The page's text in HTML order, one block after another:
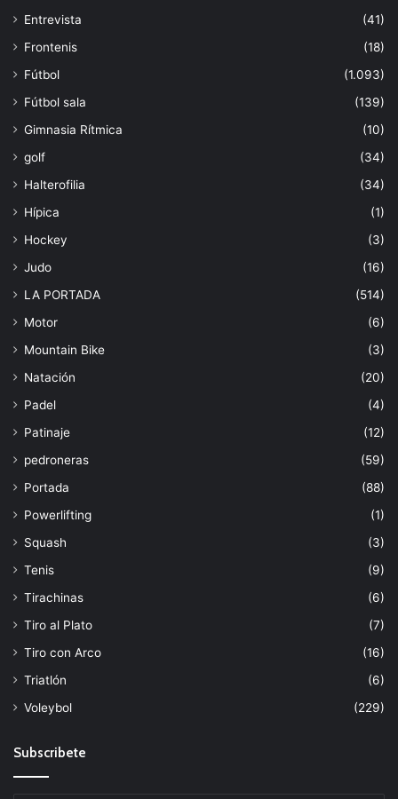
Entrevista
(41)
Frontenis
(18)
Fútbol
(1.093)
Fútbol sala
(139)
Gimnasia Rítmica
(10)
golf
(34)
Halterofilia
(34)
Hípica
(1)
Hockey
(3)
Judo
(16)
LA PORTADA
(514)
Motor
(6)
Mountain Bike
(3)
Natación
(20)
Padel
(4)
Patinaje
(12)
pedroneras
(59)
Portada
(88)
Powerlifting
(1)
Squash
(3)
Tenis
(9)
Tirachinas
(6)
Tiro al Plato
(7)
Tiro con Arco
(16)
Triatlón
(6)
Voleybol
(229)
Subscribete